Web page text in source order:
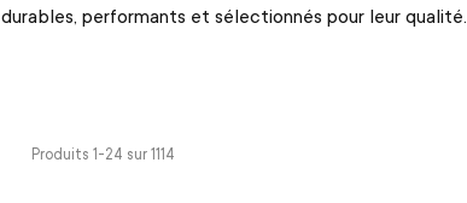
durables, performants et sélectionnés pour leur qualité.
Produits 1-24 sur1114